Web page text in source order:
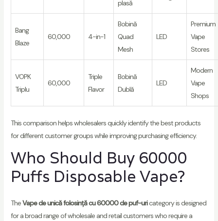
plasă
Bang
Blaze
60,000 4-in-1
Bobină
Quad
Mesh
LED
Premium
Vape
Stores
VOPK
Triplu
60,000
Triple
Flavor
Bobină
Dublă
LED
Modern
Vape
Shops
This comparison helps wholesalers quickly identify the best products
for different customer groups while improving purchasing efficiency.
Who Should Buy 60000
Puffs Disposable Vape?
TheVape de unică folosință cu 60000 de puf-uricategory is designed
for a broad range of wholesale and retail customers who require a